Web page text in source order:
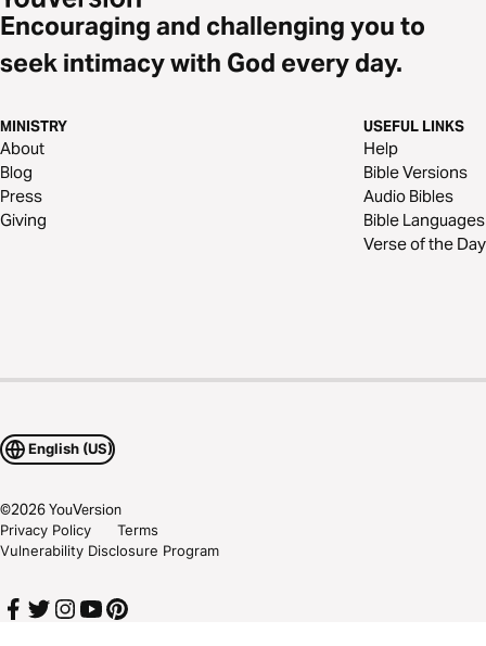
Encouraging and challenging you to
seek intimacy with God every day.
MINISTRY
About
Blog
Press
Giving
USEFUL LINKS
Help
Bible Versions
Audio Bibles
Bible Languages
Verse of the Day
English (US)
©2026YouVersion
Privacy Policy
Terms
Vulnerability Disclosure Program